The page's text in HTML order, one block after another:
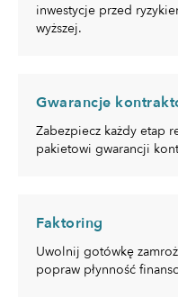
inwestycje przed
wyższej.
Gwarancje
Zabezpiecz każdy etap
pakietowi gwarancji
Faktoring
Uwolnij gotówkę
popraw płynność